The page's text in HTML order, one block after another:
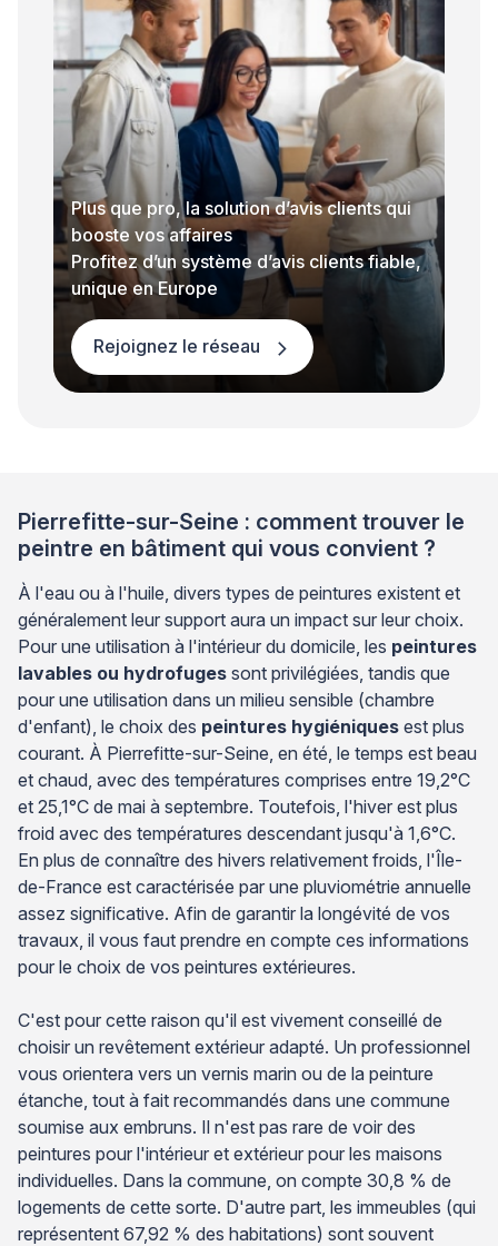
Plus que pro, la solution d’avis clients qui
booste vos affaires
Profitez d’un système d’avis clients fiable,
unique en Europe
Rejoignez le réseau
Pierrefitte-sur-Seine : comment trouver le
peintre en bâtiment qui vous convient ?
À l'eau ou à l'huile, divers types de peintures existent et
généralement leur support aura un impact sur leur choix.
Pour une utilisation à l'intérieur du domicile, les peintures
lavables ou hydrofuges sont privilégiées, tandis que
pour une utilisation dans un milieu sensible (chambre
d'enfant), le choix des peintures hygiéniques est plus
courant. À Pierrefitte-sur-Seine, en été, le temps est beau
et chaud, avec des températures comprises entre 19,2°C
et 25,1°C de mai à septembre. Toutefois, l'hiver est plus
froid avec des températures descendant jusqu'à 1,6°C.
En plus de connaître des hivers relativement froids, l'Île-
de-France est caractérisée par une pluviométrie annuelle
assez significative. Afin de garantir la longévité de vos
travaux, il vous faut prendre en compte ces informations
pour le choix de vos peintures extérieures.
C'est pour cette raison qu'il est vivement conseillé de
choisir un revêtement extérieur adapté. Un professionnel
vous orientera vers un vernis marin ou de la peinture
étanche, tout à fait recommandés dans une commune
soumise aux embruns. Il n'est pas rare de voir des
peintures pour l'intérieur et extérieur pour les maisons
individuelles. Dans la commune, on compte 30,8 % de
logements de cette sorte. D'autre part, les immeubles (qui
représentent 67,92 % des habitations) sont souvent